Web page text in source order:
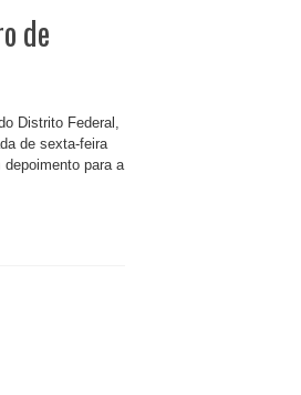
de
Distrito Federal,
de sexta-feira
para a